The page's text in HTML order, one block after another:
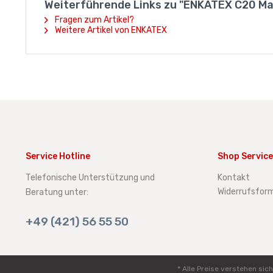
Weiterführende Links zu "ENKATEX C20
Fragen zum Artikel?
Weitere Artikel von ENKATEX
Service Hotline
Telefonische Unterstützung und
Beratung unter:
+49 (421) 56 55 50
Shop Service
Kontakt
* Alle Preise verstehen